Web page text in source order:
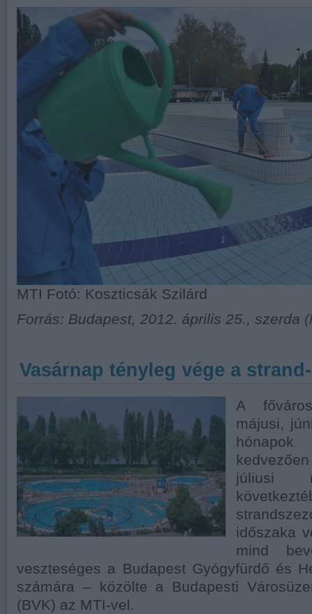
MTI Fotó: Koszticsák Szilárd
Forrás: Budapest, 2012. április 25., szerda
Vasárnap tényleg vége a
A
májusi,
júliusi
időszaka
mind
veszteséges a Budapest Gyógyfürdő és
számára – közölte a Budapesti
(BVK) az MTI-vel.